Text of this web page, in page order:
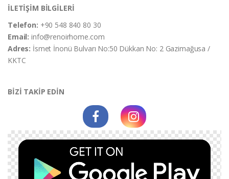
İLETİŞİM BİLGİLERİ
Telefon: +90 548 840 80 30
Email:info@renoirhome.com
Adres: İsmet İnonü Bulvarı No:50 Dükkan No: 2 Gazimağusa /
KKTC
BİZİ TAKİP EDİN